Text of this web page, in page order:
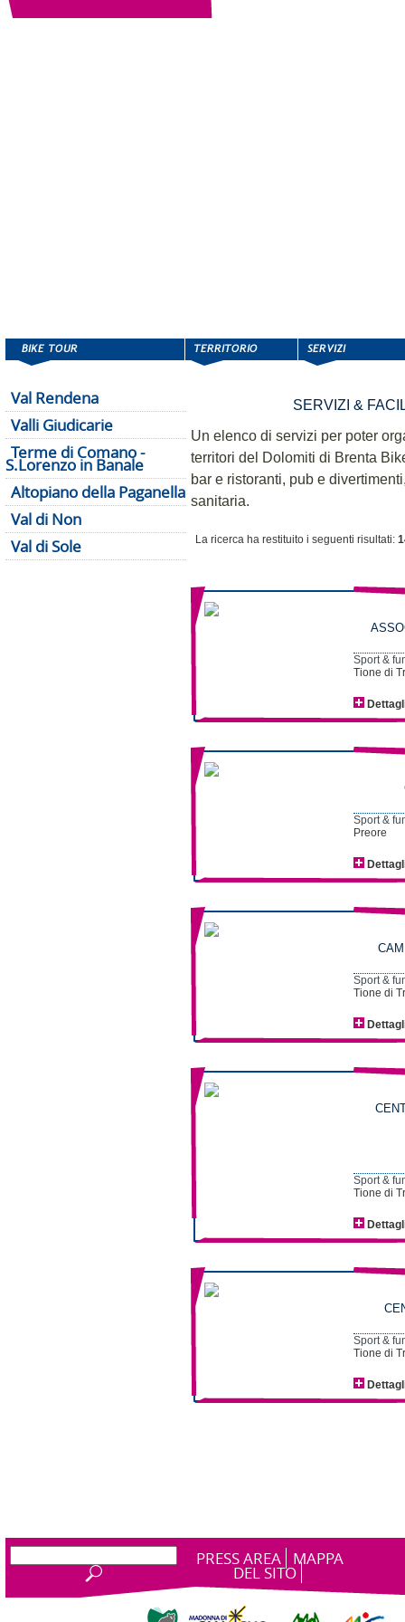
Val Rendena
Valli Giudicarie
Terme di Comano -
S.Lorenzo in Banale
Altopiano della Paganella
Val di Non
Val di Sole
SERVIZI &
Un elenco di servizi per poter
territori del Dolomiti di Brenta
bar e ristoranti, pub e
sanitaria.
La ricerca ha restituito i seguenti risultati:
Sport &
Tione di
Sport &
Preore
Sport &
Tione di
Sport &
Tione di
Sport &
Tione di
PRESS AREA MAPPA
DEL SITO